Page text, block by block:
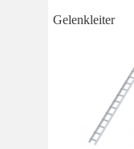
Gelenkleiter